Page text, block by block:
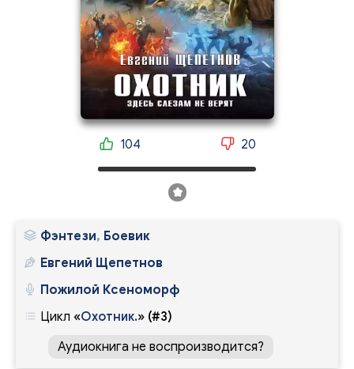
104 20
Фэнтези, Боевик
Евгений Щепетнов
Пожилой Ксеноморф
Цикл «Охотник.» (#3)
Аудиокнига не воспроизводится?